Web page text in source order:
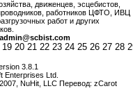
движенцев, эсцебистов,
работников ЦФТО, ИВЦ
работ и других
admin@scbist.com
19 20 21 22 23 24 25 26 27 28
3.8.1
Enterprises Ltd.
NuHit, LLC Перевод: zCarot